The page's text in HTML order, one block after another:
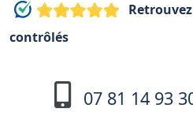
contrôlés
07 81 14 93